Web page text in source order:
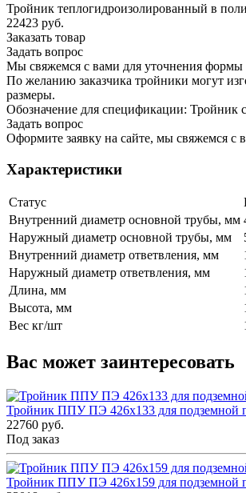
Тройник теплогидроизолированный в
22423 руб.
Заказать товар
Задать вопрос
Мы свяжемся с вами для уточнения формы
По желанию заказчика тройники могут
размеры.
Обозначение для спецификации:
Задать вопрос
Оформите заявку на сайте, мы свяжемся
Характеристики
Статус
Внутренний диаметр основной трубы, мм
Наружный диаметр основной трубы, мм
Внутренний диаметр ответвления, мм
Наружный диаметр ответвления, мм
Длина, мм
Высота, мм
Вес кг/шт
Вас может заинтересовать
Тройник ППУ ПЭ 426x133 для подземной
22760 руб.
Под заказ
Тройник ППУ ПЭ 426x159 для подземной